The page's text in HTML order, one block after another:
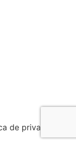
de privacidad |